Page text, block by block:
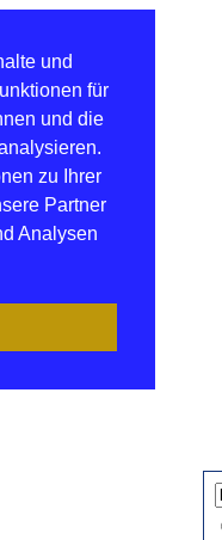
und
für
und die
zu Ihrer
Partner
Analysen